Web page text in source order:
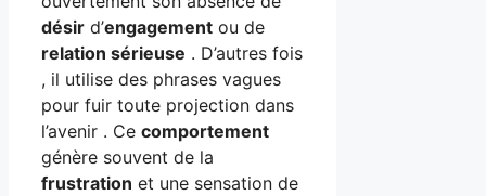
désir d’engagement ou de
relation sérieuse . D’autres fois
, il utilise des phrases vagues
pour fuir toute projection dans
l’avenir . Ce comportement
génère souvent de la
frustration et une sensation de